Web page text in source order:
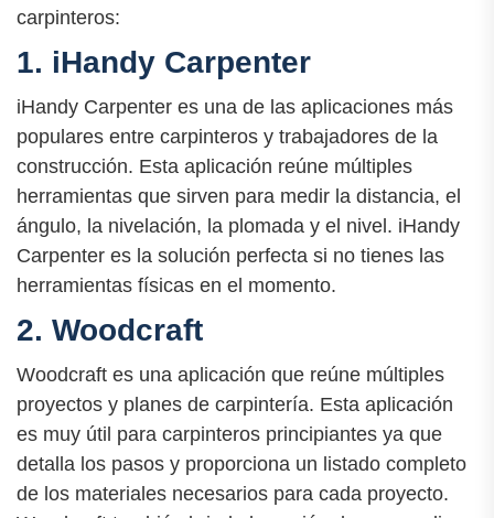
carpinteros:
1. iHandy Carpenter
iHandy Carpenter es una de las aplicaciones más
populares entre carpinteros y trabajadores de la
construcción. Esta aplicación reúne múltiples
herramientas que sirven para medir la distancia, el
ángulo, la nivelación, la plomada y el nivel. iHandy
Carpenter es la solución perfecta si no tienes las
herramientas físicas en el momento.
2. Woodcraft
Woodcraft es una aplicación que reúne múltiples
proyectos y planes de carpintería. Esta aplicación
es muy útil para carpinteros principiantes ya que
detalla los pasos y proporciona un listado completo
de los materiales necesarios para cada proyecto.